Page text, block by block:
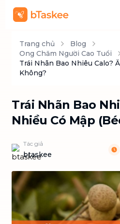
Trang chủ
Blog
Ong Chăm Người Cao Tuổi
Trái Nhãn Bao Nhiêu Calo?
Không?
Trái Nhãn Bao
Nhiều Có Mập
Tác giả
btaskee